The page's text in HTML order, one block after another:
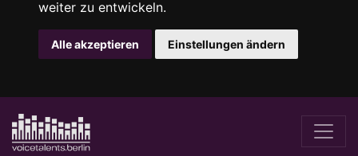
weiter zu entwickeln.
Alle akzeptieren Einstellungen ändern